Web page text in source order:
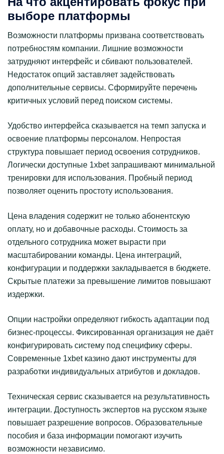
выборе платформы
Возможности платформы призвана соответствовать
потребностям компании. Лишние возможности
затрудняют интерфейс и сбивают пользователей.
Недостаток опций заставляет задействовать
дополнительные сервисы. Сформируйте перечень
критичных условий перед поиском системы.
Удобство интерфейса сказывается на темп запуска и
освоение платформы персоналом. Непростая
структура повышает период освоения сотрудников.
Логически доступные 1xbet запрашивают минимальной
тренировки для использования. Пробный период
позволяет оценить простоту использования.
Цена владения содержит не только абонентскую
оплату, но и добавочные расходы. Стоимость за
отдельного сотрудника может вырасти при
масштабировании команды. Цена интеграций,
конфигурации и поддержки закладывается в бюджете.
Скрытые платежи за превышение лимитов повышают
издержки.
Опции настройки определяют гибкость адаптации под
бизнес-процессы. Фиксированная организация не даёт
конфигурировать систему под специфику сферы.
Современные 1xbet казино дают инструменты для
разработки индивидуальных атрибутов и докладов.
Техническая сервис сказывается на результативность
интеграции. Доступность экспертов на русском языке
повышает разрешение вопросов. Образовательные
пособия и база информации помогают изучить
возможности независимо.